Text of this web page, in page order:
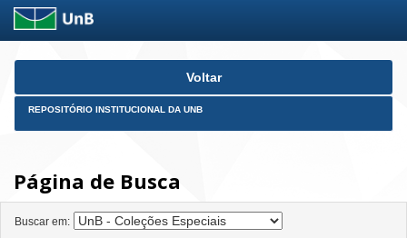
Skip
Voltar
REPOSITÓRIO INSTITUCIONAL DA UNB
Página de Busca
Buscar em: